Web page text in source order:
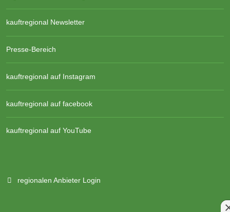
kauftregional Newsletter
Presse-Bereich
kauftregional auf Instagram
kauftregional auf facebook
kauftregional auf YouTube
regionalen Anbieter Login